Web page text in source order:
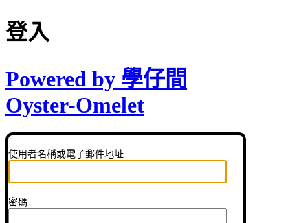
登入
Powered by 學仔間
Oyster-Omelet
使用者名稱或電子郵件地址
密碼